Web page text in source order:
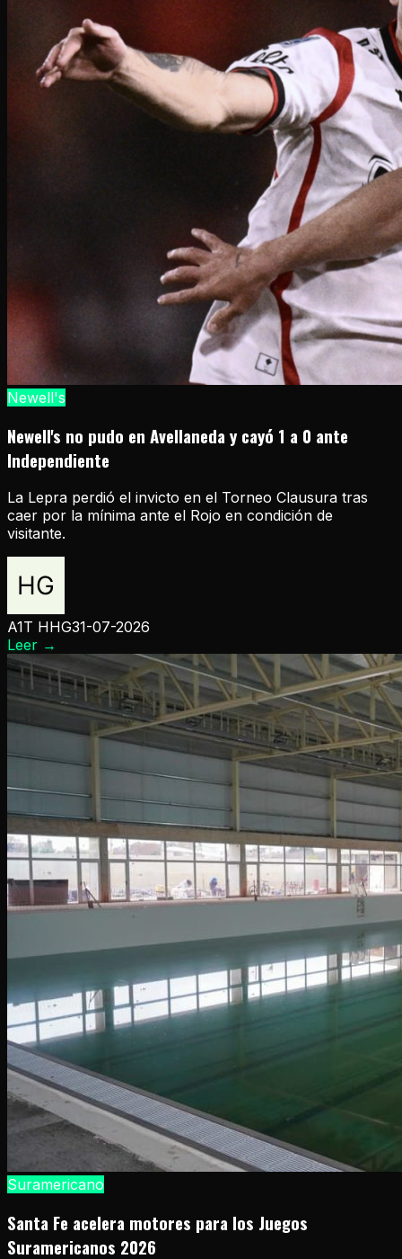
Newell's
Newell's no pudo en Avellaneda y cayó 1 a 0 ante
Independiente
La Lepra perdió el invicto en el Torneo Clausura tras
caer por la mínima ante el Rojo en condición de
visitante.
A1T HHG31-07-2026
Leer →
Suramericano
Santa Fe acelera motores para los Juegos
Suramericanos 2026